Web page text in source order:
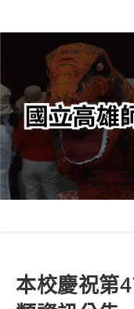
轉
要
內
容
本校慶祝第